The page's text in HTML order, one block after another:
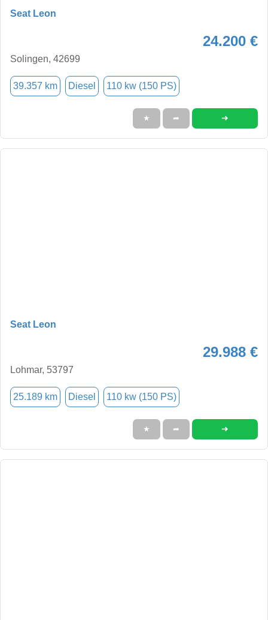
Seat Leon
24.200 €
Solingen, 42699
39.357 km Diesel 110 kw (150 PS)
★ ➦ ➜
Seat Leon
29.988 €
Lohmar, 53797
25.189 km Diesel 110 kw (150 PS)
★ ➦ ➜